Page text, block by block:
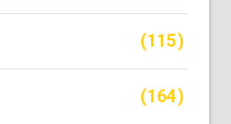
(115)
(164)